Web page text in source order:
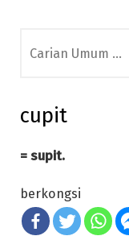
for:
cupit
= supit.
berkongsi